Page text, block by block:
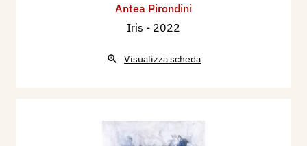
Antea Pirondini
Iris - 2022
Visualizza scheda